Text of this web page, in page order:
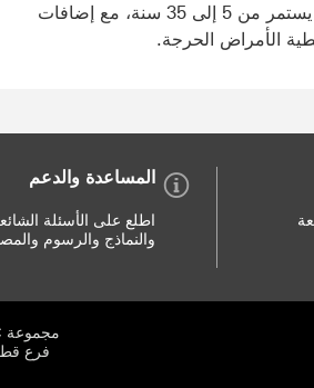
تأمين على الحياة يستمر من 5 إلى 35 سنة، مع إضافات
الأمراض الحرجة.
المساعدة والدعم
اطلع على الأسئلة
والنماذج والرسوم